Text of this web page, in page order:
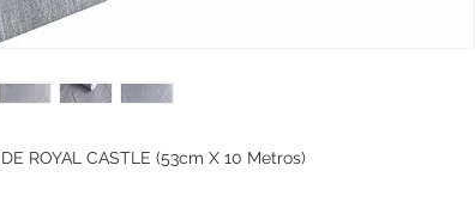
ROYAL CASTLE (53cm X 10 Metros)